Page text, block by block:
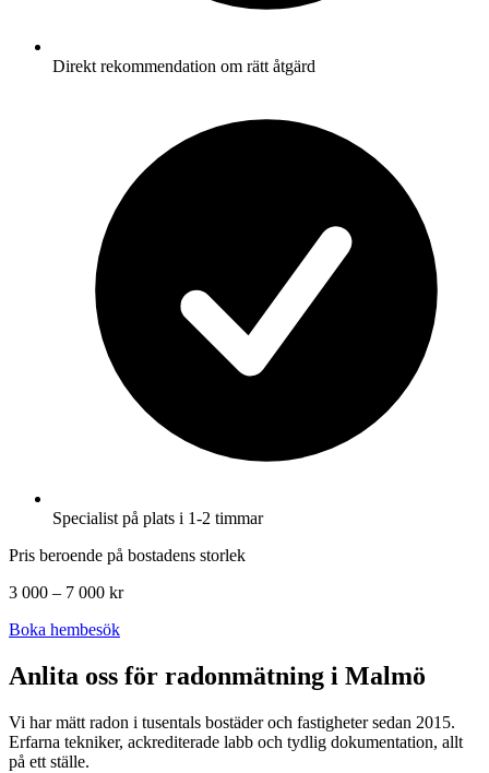
Direkt rekommendation om rätt åtgärd
Specialist på plats i 1-2 timmar
Pris beroende på bostadens storlek
3 000 – 7 000 kr
Boka hembesök
Anlita oss för radonmätning i Malmö
Vi har mätt radon i tusentals bostäder och fastigheter sedan 2015.
Erfarna tekniker, ackrediterade labb och tydlig dokumentation, allt
på ett ställe.